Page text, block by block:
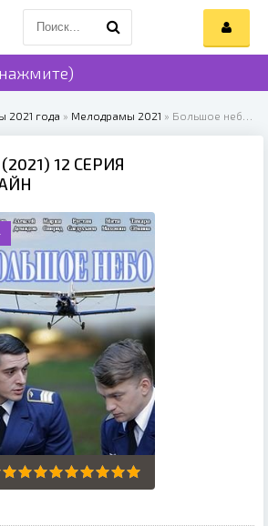
2021 года » Мелодрамы 2021 » Большое небо (2021)
12 СЕРИЯ